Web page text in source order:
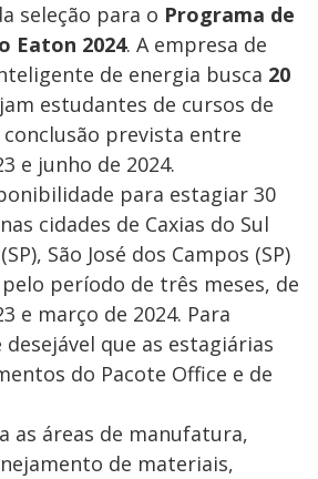
seleção para o Programa de
Eaton 2024. A empresa de
de energia busca 20
estudantes de cursos de
prevista entre
e junho de 2024.
para estagiar 30
cidades de Caxias do Sul
São José dos Campos (SP)
pelo período de três meses, de
e março de 2024. Para
desejável que as estagiárias
do Pacote Office e de
as áreas de manufatura,
de materiais,